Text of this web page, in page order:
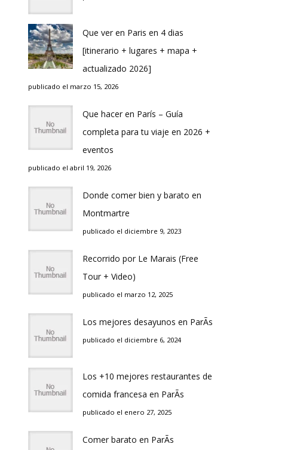
Que ver en Pari­s en 4 di­as
[itinerario + lugares + mapa +
actualizado 2026]
publicado el marzo 15, 2026
Que hacer en Parí­s – Guí­a
completa para tu viaje en 2026 +
eventos
publicado el abril 19, 2026
Donde comer bien y barato en
Montmartre
publicado el diciembre 9, 2023
Recorrido por Le Marais (Free
Tour + Video)
publicado el marzo 12, 2025
Los mejores desayunos en ParÃ­s
publicado el diciembre 6, 2024
Los +10 mejores restaurantes de
comida francesa en ParÃ­s
publicado el enero 27, 2025
Comer barato en ParÃ­s